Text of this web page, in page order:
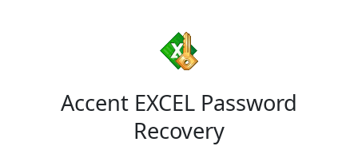
Accent EXCEL Password
Recovery